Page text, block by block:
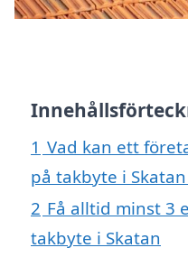
1 Vad kan ett
på takbyte i
2 Få alltid minst 3
takbyte i Skatan